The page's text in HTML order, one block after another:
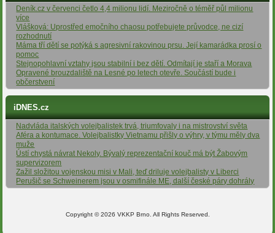
Deník.cz v červenci četlo 4,4 milionu lidí. Meziročně o téměř půl milionu
více
Vlášková: Uprostřed emočního chaosu potřebujete průvodce, ne cizí
rozhodnutí
Máma tří dětí se potýká s agresivní rakovinou prsu. Její kamarádka prosí o
pomoc
Stejnopohlavní vztahy jsou stabilní i bez dětí. Odmítají je staří a Morava
Opravené brouzdaliště na Lesné po letech otevře. Součástí bude i
občerstvení
iDNES.cz
Nadvláda italských volejbalistek trvá, triumfovaly i na mistrovství světa
Aféra a kontumace. Volejbalistky Vietnamu přišly o výhry, v týmu měly dva
muže
Ústí chystá návrat Nekoly. Bývalý reprezentační kouč má být Žabovým
supervizorem
Zažil složitou vojenskou misi v Mali, teď driluje volejbalisty v Liberci
Perušič se Schweinerem jsou v osmifinále ME, další české páry dohrály
Copyright © 2026 VKKP Brno. All Rights Reserved.